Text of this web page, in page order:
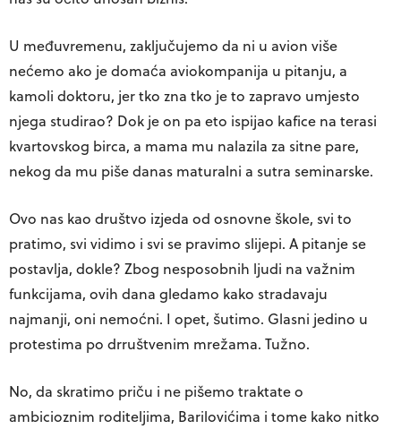
U međuvremenu, zaključujemo da ni u avion više
nećemo ako je domaća aviokompanija u pitanju, a
kamoli doktoru, jer tko zna tko je to zapravo umjesto
njega studirao? Dok je on pa eto ispijao kafice na terasi
kvartovskog birca, a mama mu nalazila za sitne pare,
nekog da mu piše danas maturalni a sutra seminarske.
Ovo nas kao društvo izjeda od osnovne škole, svi to
pratimo, svi vidimo i svi se pravimo slijepi. A pitanje se
postavlja, dokle? Zbog nesposobnih ljudi na važnim
funkcijama, ovih dana gledamo kako stradavaju
najmanji, oni nemoćni. I opet, šutimo. Glasni jedino u
protestima po drruštvenim mrežama. Tužno.
No, da skratimo priču i ne pišemo traktate o
ambicioznim roditeljima, Barilovićima i tome kako nitko